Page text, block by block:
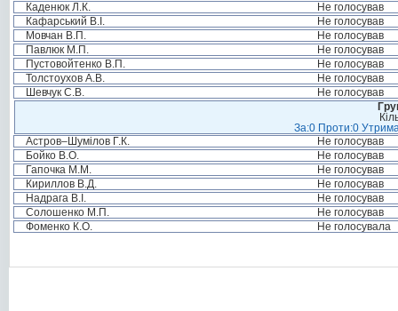
Каденюк Л.К.
Не голосував
Кафарський В.І.
Не голосував
Мовчан В.П.
Не голосував
Павлюк М.П.
Не голосував
Пустовойтенко В.П.
Не голосував
Толстоухов А.В.
Не голосував
Шевчук С.В.
Не голосував
За:0 Проти:0
Астров–Шумілов Г.К.
Не голосував
Бойко В.О.
Не голосував
Гапочка М.М.
Не голосував
Кириллов В.Д.
Не голосував
Надрага В.І.
Не голосував
Солошенко М.П.
Не голосував
Фоменко К.О.
Не голосувала